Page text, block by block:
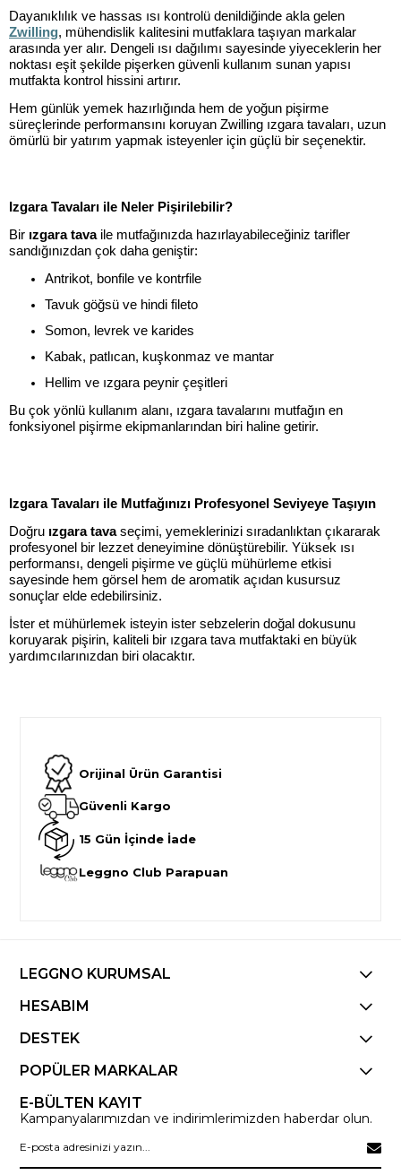
Dayanıklılık ve hassas ısı kontrolü denildiğinde akla gelen
Zwilling, mühendislik kalitesini mutfaklara taşıyan markalar
arasında yer alır. Dengeli ısı dağılımı sayesinde yiyeceklerin her
noktası eşit şekilde pişerken güvenli kullanım sunan yapısı
mutfakta kontrol hissini artırır.
Hem günlük yemek hazırlığında hem de yoğun pişirme
süreçlerinde performansını koruyan Zwilling ızgara tavaları, uzun
ömürlü bir yatırım yapmak isteyenler için güçlü bir seçenektir.
Izgara Tavaları ile Neler Pişirilebilir?
Bir ızgara tavaile mutfağınızda hazırlayabileceğiniz tarifler
sandığınızdan çok daha geniştir:
Antrikot, bonfile ve kontrfile
Tavuk göğsü ve hindi fileto
Somon, levrek ve karides
Kabak, patlıcan, kuşkonmaz ve mantar
Hellim ve ızgara peynir çeşitleri
Bu çok yönlü kullanım alanı, ızgara tavalarını mutfağın en
fonksiyonel pişirme ekipmanlarından biri haline getirir.
Izgara Tavaları ile Mutfağınızı Profesyonel Seviyeye Taşıyın
Doğru ızgara tavaseçimi, yemeklerinizi sıradanlıktan çıkararak
profesyonel bir lezzet deneyimine dönüştürebilir. Yüksek ısı
performansı, dengeli pişirme ve güçlü mühürleme etkisi
sayesinde hem görsel hem de aromatik açıdan kusursuz
sonuçlar elde edebilirsiniz.
İster et mühürlemek isteyin ister sebzelerin doğal dokusunu
koruyarak pişirin, kaliteli bir ızgara tava mutfaktaki en büyük
yardımcılarınızdan biri olacaktır.
Orijinal Ürün Garantisi
Güvenli Kargo
15 Gün İçinde İade
Leggno Club Parapuan
LEGGNO KURUMSAL
HESABIM
DESTEK
POPÜLER MARKALAR
E-BÜLTEN KAYIT
Kampanyalarımızdan ve indirimlerimizden haberdar olun.